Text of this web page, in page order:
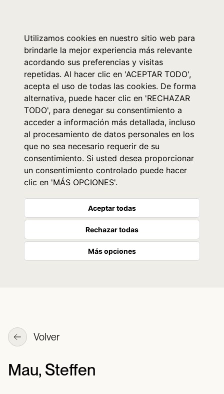
Utilizamos cookies en nuestro sitio web para
brindarle la mejor experiencia más relevante
acordando sus preferencias y visitas
repetidas. Al hacer clic en 'ACEPTAR TODO',
acepta el uso de todas las cookies. De forma
alternativa, puede hacer clic en 'RECHAZAR
TODO', para denegar su consentimiento a
acceder a información más detallada, incluso
al procesamiento de datos personales en los
que no sea necesario requerir de su
consentimiento. Si usted desea proporcionar
un consentimiento controlado puede hacer
clic en 'MÁS OPCIONES'.
Aceptar todas
Rechazar todas
Más opciones
Volver
Mau, Steffen